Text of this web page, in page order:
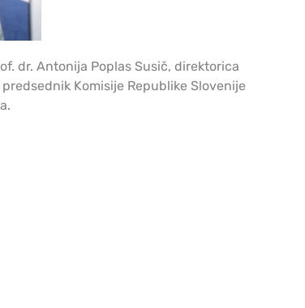
dr. Antonija Poplas Susič, direktorica
Komisije Republike Slovenije